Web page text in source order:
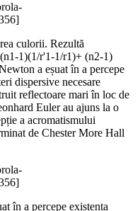
culorii. Rezultă
1)(1/r'1-1/r1)+ (n2-1)
a eșuat în a percepe
dispersive necesare
reflectoare mari în loc de
Euler au ajuns la o
a acromatismului
de Chester More Hall
în a percepe existența